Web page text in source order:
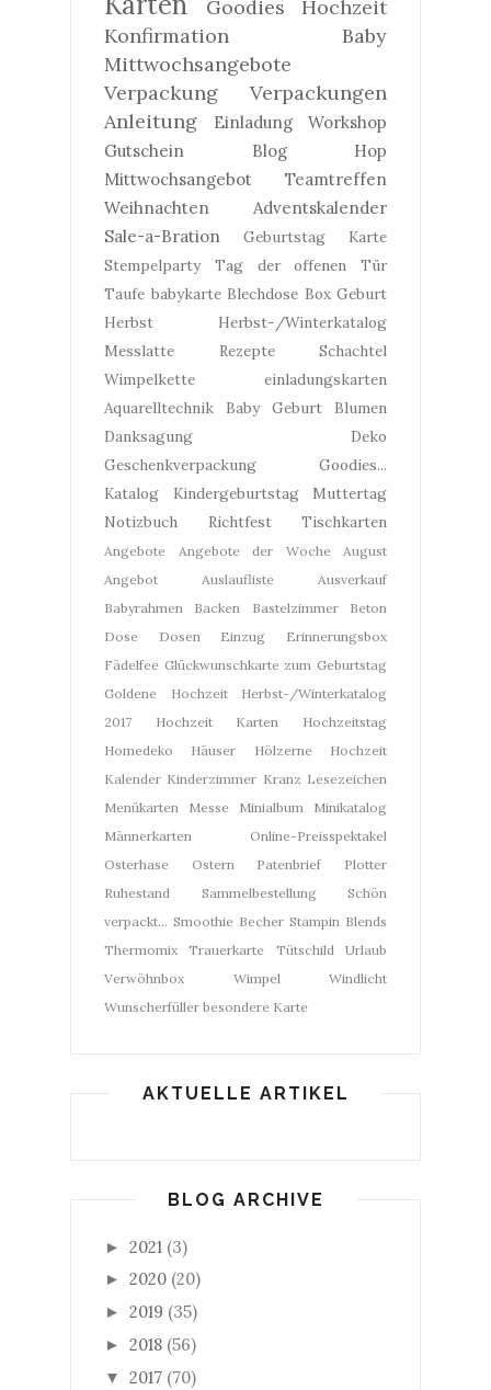
Goodies
Hochzeit
Konfirmation
Baby
Mittwochsangebote
Verpackung
Verpackungen
Anleitung
Einladung
Workshop
Gutschein
Blog Hop
Mittwochsangebot
Teamtreffen
Weihnachten
Adventskalender
Sale-a-Bration
Geburtstag
Karte
Stempelparty
Tag der offenen Tür
Taufe babykarte Blechdose Box Geburt
Herbst
Herbst-/Winterkatalog
Messlatte
Rezepte
Schachtel
Wimpelkette
einladungskarten
Aquarelltechnik
Baby Geburt
Blumen
Danksagung
Deko
Geschenkverpackung
Goodies...
Katalog
Kindergeburtstag
Muttertag
Notizbuch
Richtfest Tischkarten
Angebote Angebote der Woche
August
Angebot
Auslaufliste
Ausverkauf
Babyrahmen
Backen Bastelzimmer
Beton
Dose
Dosen Einzug
Erinnerungsbox
Fädelfee Glückwunschkarte zum Geburtstag
Goldene Hochzeit
Herbst-/Winterkatalog
2017
Hochzeit Karten
Hochzeitstag
Homedeko
Häuser
Hölzerne Hochzeit
Kalender Kinderzimmer Kranz Lesezeichen
Menükarten
Messe Minialbum
Minikatalog
Männerkarten
Online-Preisspektakel
Osterhase
Ostern Patenbrief
Plotter
Ruhestand
Sammelbestellung
Schön
verpackt... Smoothie Becher Stampin Blends
Thermomix
Trauerkarte Tütschild
Urlaub
Verwöhnbox
Wimpel
Windlicht
Wunscherfüller besondere Karte
AKTUELLE ARTIKEL
BLOG ARCHIVE
► 2021 (3)
► 2020 (20)
► 2019 (35)
► 2018 (56)
▼ 2017 (70)